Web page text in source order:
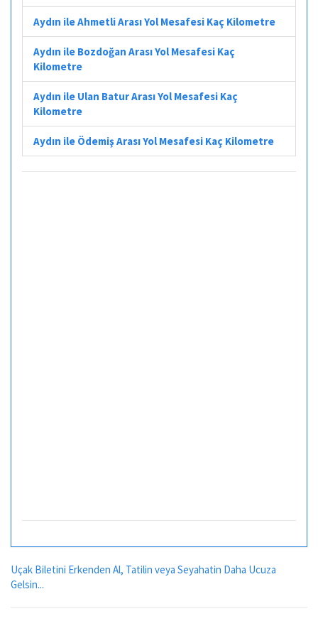
Aydın ile Ahmetli Arası Yol Mesafesi Kaç Kilometre
Aydın ile Bozdoğan Arası Yol Mesafesi Kaç
Kilometre
Aydın ile Ulan Batur Arası Yol Mesafesi Kaç
Kilometre
Aydın ile Ödemiş Arası Yol Mesafesi Kaç Kilometre
Uçak Biletini Erkenden Al, Tatilin veya Seyahatin Daha Ucuza
Gelsin...